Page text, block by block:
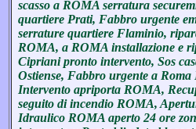
scasso a ROMA serratura
quartiere Prati, Fabbro urgente
serrature quartiere Flaminio,
ROMA, a ROMA installazione e
Cipriani pronto intervento, Sos
Ostiense, Fabbro urgente a
Intervento apriporta ROMA,
seguito di incendio ROMA,
Idraulico ROMA aperto 24 ore